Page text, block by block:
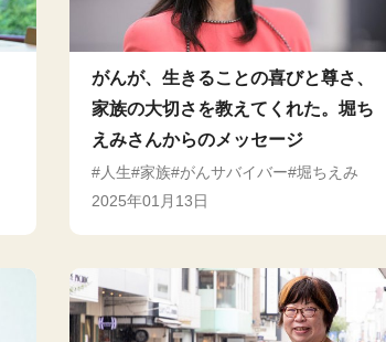
がんが、生きることの喜びと尊さ、
家族の大切さを教えてくれた。堀ち
えみさんからのメッセージ
人生 家族 がんサバイバー 堀ちえみ
2025年01月13日